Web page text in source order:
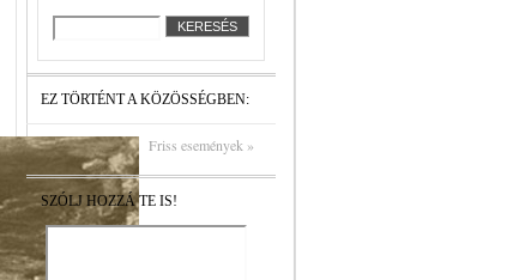
EZ TÖRTÉNT A KÖZÖSSÉGBEN:
Friss események »
SZÓLJ HOZZÁ TE IS!